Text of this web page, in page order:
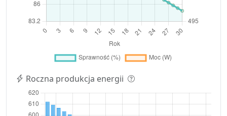
Roczna produkcja energii